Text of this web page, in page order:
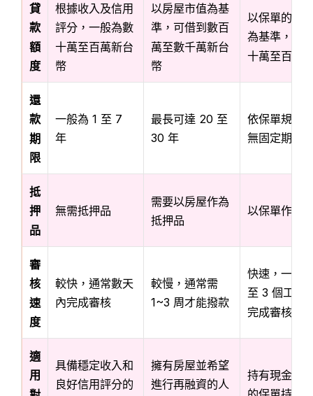
貸
款
額
度
根據收入及信用
評分，一般為數
十萬至百萬新台
幣
以房屋市值為基
準，可借到數百
萬至數千萬新台
幣
以保單的現
為基準，通
十萬至百萬
還
款
期
限
一般為 1 至 7
年
最長可達 20 至
30 年
依保單規定
無固定期限
抵
押
品
無需抵押品
需要以房屋作為
抵押品
以保單作為
審
核
速
度
較快，通常數天
內完成審核
較慢，通常需
1~3 周才能撥款
快速，一般
至 3 個工作
完成審核
適
用
具備穩定收入和
良好信用評分的
擁有房屋並希望
進行再融資的人
持有現金價